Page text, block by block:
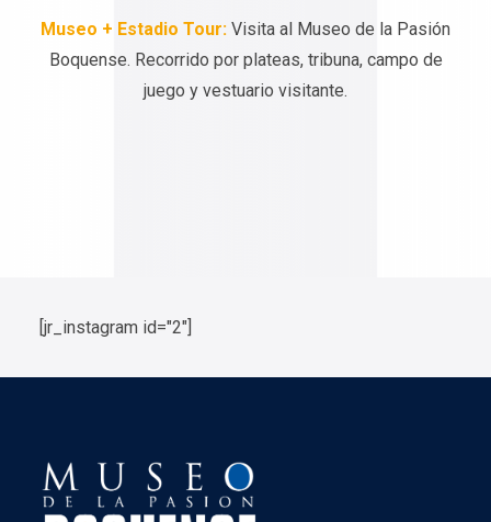
Museo + Estadio Tour: Visita al Museo de la Pasión
Boquense. Recorrido por plateas, tribuna, campo de
juego y vestuario visitante.
[jr_instagram id="2"]